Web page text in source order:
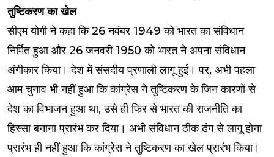
तुष्टिकरण का खेल
सीएम योगी ने कहा कि 26 नवंबर 1949 को भारत का संविधान
निर्मित हुआ और 26 जनवरी 1950 को भारत ने अपना संविधान
अंगीकार किया। देश में संसदीय प्रणाली लागू हुई। पर, अभी पहला
आम चुनाव भी नहीं हुआ कि कांग्रेस ने तुष्टिकरण के जिन कारणों से
देश का विभाजन हुआ था, उसे ही फिर से भारत की राजनीति का
हिस्सा बनाना प्रारंभ कर दिया। अभी संविधान ठीक ढंग से लागू होना
प्रारंभ ही नहीं हुआ कि कांग्रेस ने तुष्टिकरण का खेल प्रारंभ किया।